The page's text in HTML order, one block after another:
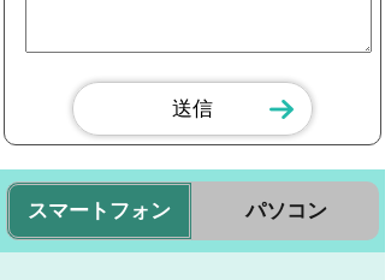
スマートフォン パソコン